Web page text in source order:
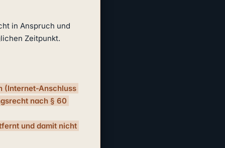
in Anspruch und
Zeitpunkt.
(Internet-Anschluss
nach § 60
und damit nicht